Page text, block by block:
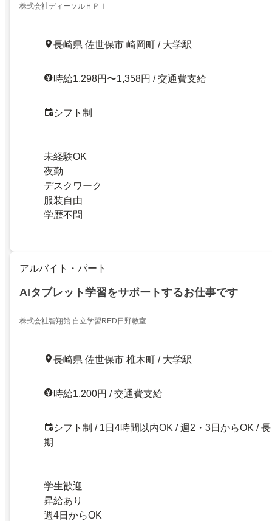
株式会社ディーソルＨＰＩ
長崎県 佐世保市 崎岡町 / 大学駅
時給1,298円〜1,358円 / 交通費支給
シフト制
未経験OK
夜勤
デスクワーク
服装自由
学歴不問
アルバイト・パート
AIタブレット学習をサポートするお仕事です
株式会社智翔館 自立学習RED日野教室
長崎県 佐世保市 椎木町 / 大学駅
時給1,200円 / 交通費支給
シフト制 / 1日4時間以内OK / 週2・3日からOK / 長
期
学生歓迎
昇給あり
週4日からOK